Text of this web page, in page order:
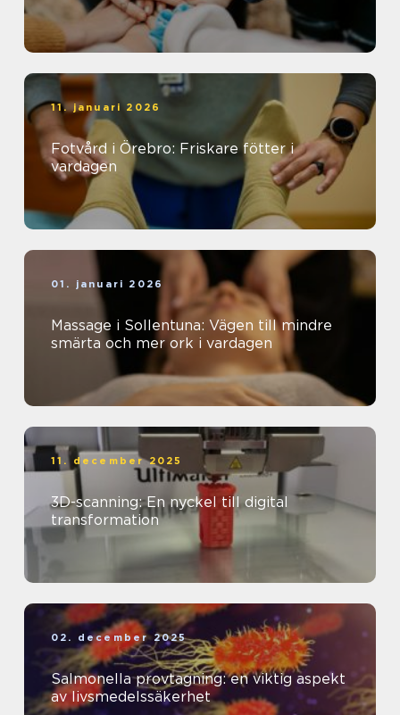
11. januari 2026
Fotvård i Örebro: Friskare fötter i
vardagen
01. januari 2026
Massage i Sollentuna: Vägen till mindre
smärta och mer ork i vardagen
11. december 2025
3D-scanning: En nyckel till digital
transformation
02. december 2025
Salmonella provtagning: en viktig aspekt
av livsmedelssäkerhet